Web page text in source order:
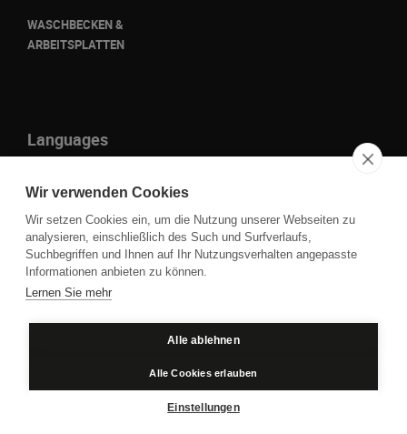
WASCHBECKEN &
ARBEITSPLATTEN
Languages
de
P.IVA IT01109860930 - Cod. Fisc. 00850050261 © 2023
Cookie policy
Wir verwenden Cookies
Wir setzen Cookies ein, um die Nutzung unserer Webseiten zu
analysieren, einschließlich des Such und Surfverlaufs,
Suchbegriffen und Ihnen auf Ihr Nutzungsverhalten angepasste
Informationen anbieten zu können.
Lernen Sie mehr
Alle ablehnen
Alle Cookies erlauben
Einstellungen